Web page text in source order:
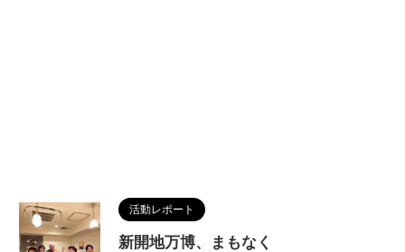
活動レポート
新開地万博、まもなく